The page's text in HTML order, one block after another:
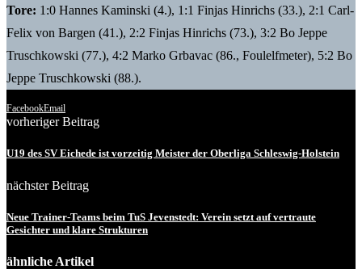
Tore: 1:0 Hannes Kaminski (4.), 1:1 Finjas Hinrichs (33.), 2:1 Carl-
Felix von Bargen (41.), 2:2 Finjas Hinrichs (73.), 3:2 Bo Jeppe
Truschkowski (77.), 4:2 Marko Grbavac (86., Foulelfmeter), 5:2 Bo
Jeppe Truschkowski (88.).
FacebookEmail
vorheriger Beitrag
U19 des SV Eichede ist vorzeitig Meister der Oberliga Schleswig-Holstein
nächster Beitrag
Neue Trainer-Teams beim TuS Jevenstedt: Verein setzt auf vertraute
Gesichter und klare Strukturen
ähnliche Artikel